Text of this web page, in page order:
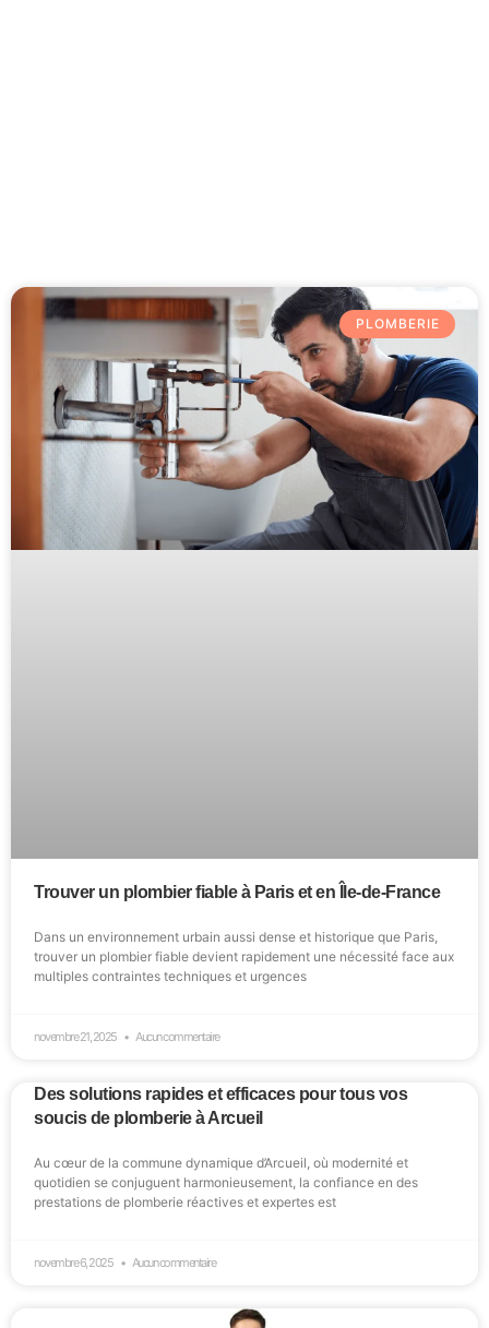
PLOMBERIE
Trouver un plombier fiable à Paris et en Île-de-France
Dans un environnement urbain aussi dense et historique que Paris,
trouver un plombier fiable devient rapidement une nécessité face aux
multiples contraintes techniques et urgences
novembre 21, 2025 Aucun commentaire
Des solutions rapides et efficaces pour tous vos
soucis de plomberie à Arcueil
Au cœur de la commune dynamique d’Arcueil, où modernité et
quotidien se conjuguent harmonieusement, la confiance en des
prestations de plomberie réactives et expertes est
novembre 6, 2025 Aucun commentaire